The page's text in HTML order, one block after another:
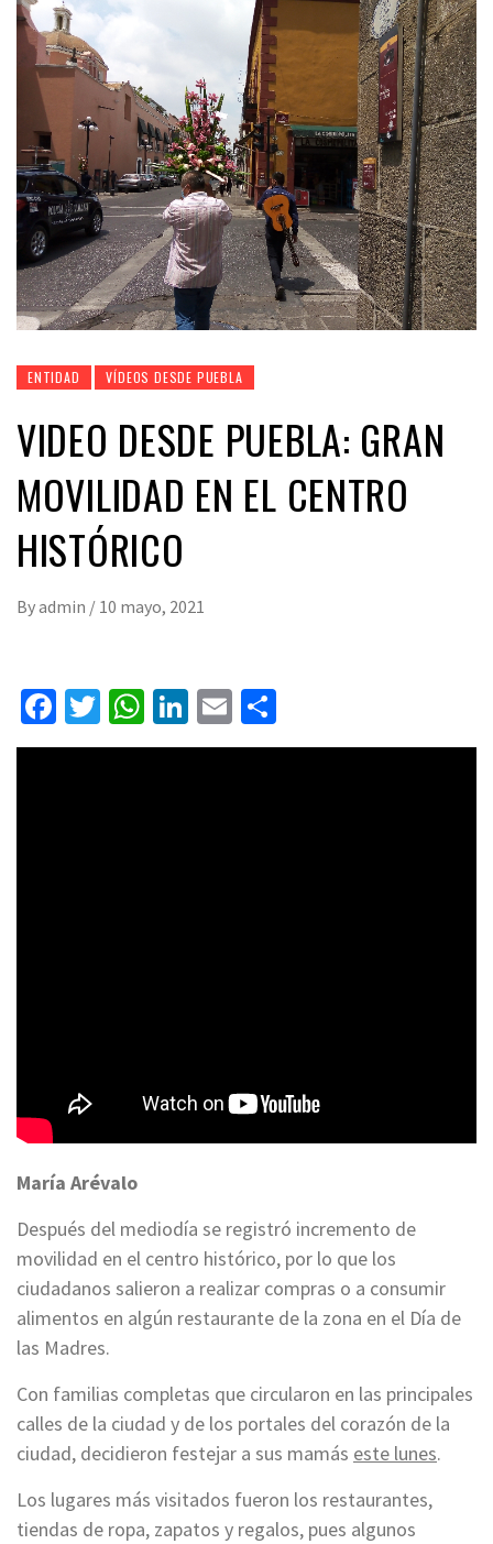
ENTIDAD VÍDEOS DESDE PUEBLA
VIDEO DESDE PUEBLA: GRAN
MOVILIDAD EN EL CENTRO
HISTÓRICO
Byadmin / 10 mayo, 2021
Facebook
Twitter
WhatsApp
LinkedIn
Email
María Arévalo
Después del mediodía se registró incremento de
movilidad en el centro histórico, por lo que los
ciudadanos salieron a realizar compras o a consumir
alimentos en algún restaurante de la zona en el Día de
las Madres.
Con familias completas que circularon en las principales
calles de la ciudad y de los portales del corazón de la
ciudad, decidieron festejar a sus mamás este lunes.
Los lugares más visitados fueron los restaurantes,
tiendas de ropa, zapatos y regalos, pues algunos